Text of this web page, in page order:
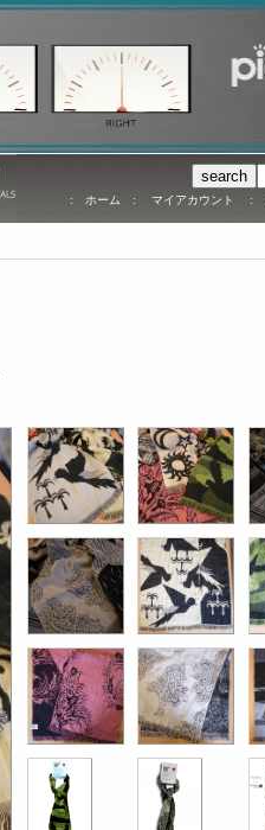
: ホーム : マイアカウント :